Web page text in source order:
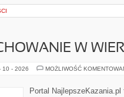
W
10 - 2026 MOŻLIWOŚĆ
Portal